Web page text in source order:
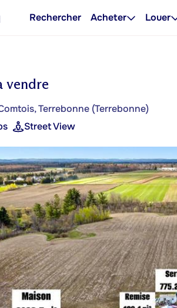
Rechercher Acheter Louer
vendre
Terrebonne (Terrebonne)
Street View